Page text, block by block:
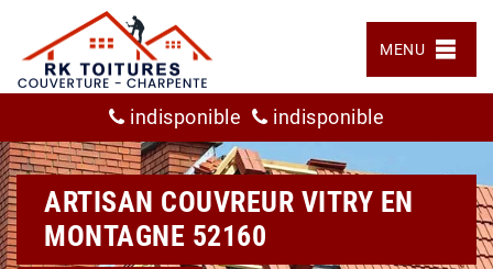
MENU
indisponible indisponible
ARTISAN COUVREUR VITRY EN
MONTAGNE 52160